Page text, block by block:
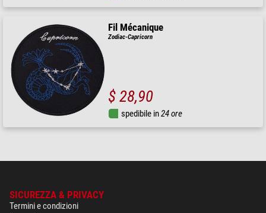
Fil Mécanique
Zodiac-Capricorn
$ 28,90
spedibile in24 ore
SICUREZZA & PRIVACY
Termini e condizioni